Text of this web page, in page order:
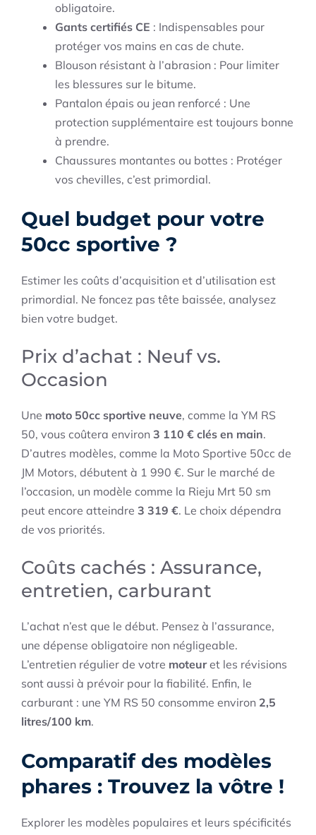
obligatoire.
Gants certifiés CE : Indispensables pour
protéger vos mains en cas de chute.
Blouson résistant à l’abrasion : Pour limiter
les blessures sur le bitume.
Pantalon épais ou jean renforcé : Une
protection supplémentaire est toujours bonne
à prendre.
Chaussures montantes ou bottes : Protéger
vos chevilles, c’est primordial.
Quel budget pour votre
50cc sportive ?
Estimer les coûts d’acquisition et d’utilisation est
primordial. Ne foncez pas tête baissée, analysez
bien votre budget.
Prix d’achat : Neuf vs.
Occasion
Une moto 50cc sportive neuve, comme la YM RS
50, vous coûtera environ 3 110 € clés en main.
D’autres modèles, comme la Moto Sportive 50cc de
JM Motors, débutent à 1 990 €. Sur le marché de
l’occasion, un modèle comme la Rieju Mrt 50 sm
peut encore atteindre 3 319 €. Le choix dépendra
de vos priorités.
Coûts cachés : Assurance,
entretien, carburant
L’achat n’est que le début. Pensez à l’assurance,
une dépense obligatoire non négligeable.
L’entretien régulier de votre moteuret les révisions
sont aussi à prévoir pour la fiabilité. Enfin, le
carburant : une YM RS 50 consomme environ 2,5
litres/100 km.
Comparatif des modèles
phares : Trouvez la vôtre !
Explorer les modèles populaires et leurs spécificités